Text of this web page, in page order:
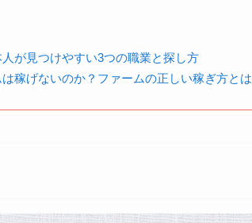
が見つけやすい3つの職業と探し方
稼げないのか？ファームの正しい稼ぎ方とは